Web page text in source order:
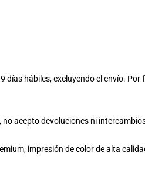
días hábiles, excluyendo el envío.
acepto devoluciones ni
impresión de color de alta